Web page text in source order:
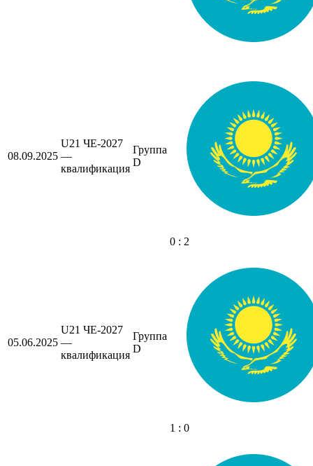
08.09.2025
U21 ЧЕ-2027
—
квалификация
Группа
D
0 : 2
05.06.2025
U21 ЧЕ-2027
—
квалификация
Группа
D
1 : 0